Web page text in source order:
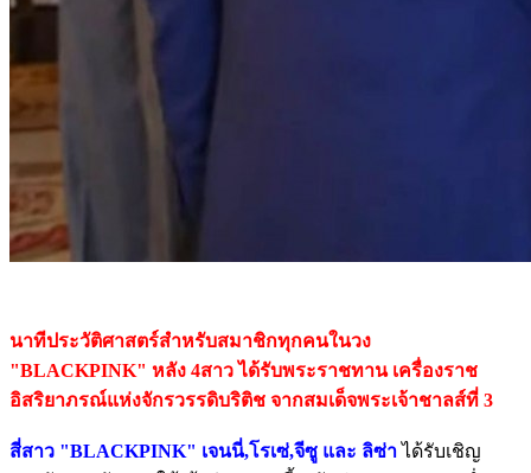
นาทีประวัติศาสตร์สำหรับสมาชิกทุกคนในวง
"BLACKPINK" หลัง 4สาว ได้รับพระราชทาน เครื่องราช
อิสริยาภรณ์แห่งจักรวรรดิบริติช จากสมเด็จพระเจ้าชาลส์ที่ 3
สี่สาว "BLACKPINK" เจนนี่,โรเซ่,จีซู และ ลิซ่าได้รับเชิญ